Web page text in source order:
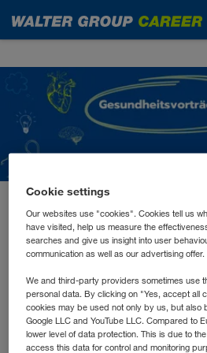
Noticias
Impulse für
Geist
Gesundheit, mentale Stärke
wichtige Grundlagen für
Cookie settings
Our websites use "cookies". Cookies tell us
have visited, help us measure the
searches and give us insight into user
communication as well as our advertising offer.
We and third-party providers sometimes use
personal data. By clicking on "Yes, accept all
cookies may be used not only by us, but also
Google LLC and YouTube LLC. Compared to
lower level of data protection. This is due to
access this data for control and monitoring